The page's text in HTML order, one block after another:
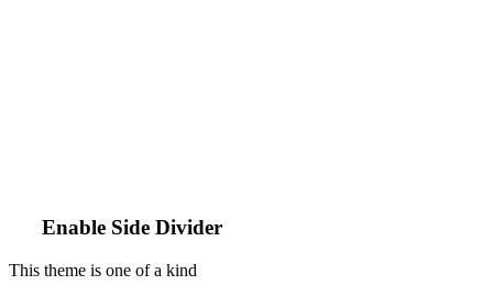
Enable Side Divider
This theme is one of a kind